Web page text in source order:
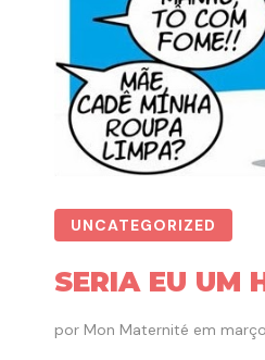
UNCATEGORIZED
SERIA EU UM
por Mon Maternité em